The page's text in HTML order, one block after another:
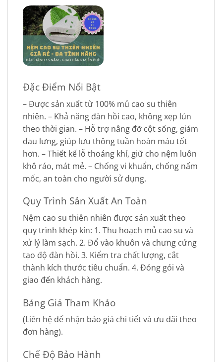
Đặc Điểm Nổi Bật
– Được sản xuất từ 100% mủ cao su thiên
nhiên. – Khả năng đàn hồi cao, không xẹp lún
theo thời gian. – Hỗ trợ nâng đỡ cột sống, giảm
đau lưng, giúp lưu thông tuần hoàn máu tốt
hơn. – Thiết kế lỗ thoáng khí, giữ cho nệm luôn
khô ráo, mát mẻ. – Chống vi khuẩn, chống nấm
mốc, an toàn cho người sử dụng.
Quy Trình Sản Xuất An Toàn
Nệm cao su thiên nhiên được sản xuất theo
quy trình khép kín: 1. Thu hoạch mủ cao su và
xử lý làm sạch. 2. Đổ vào khuôn và chưng cứng
tạo độ đàn hồi. 3. Kiểm tra chất lượng, cắt
thành kích thước tiêu chuẩn. 4. Đóng gói và
giao đến khách hàng.
Bảng Giá Tham Khảo
(Liên hệ để nhận báo giá chi tiết và ưu đãi theo
đơn hàng).
Chế Độ Bảo Hành